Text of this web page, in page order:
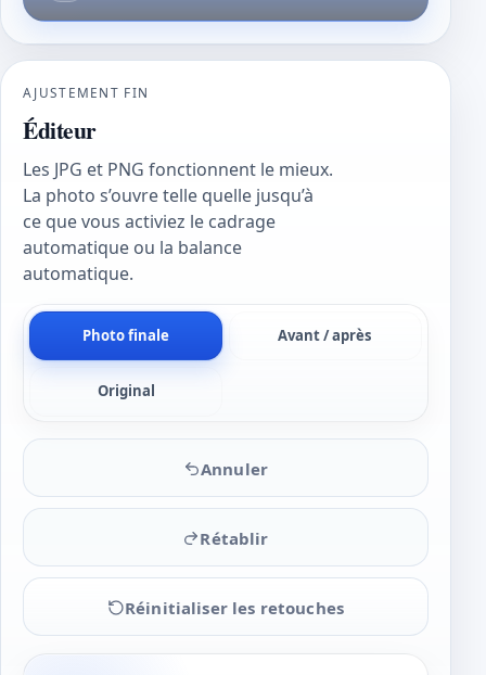
AJUSTEMENT FIN
Éditeur
Les JPG et PNG fonctionnent le mieux.
La photo s’ouvre telle quelle jusqu’à
ce que vous activiez le cadrage
automatique ou la balance
automatique.
Photo finale Avant / après
Original
Annuler
Rétablir
Réinitialiser les retouches